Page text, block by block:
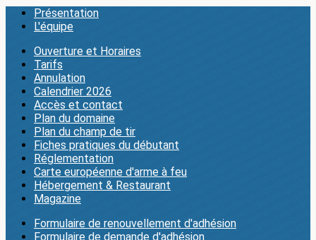
Présentation
L'équipe
Ouverture et Horaires
Tarifs
Annulation
Calendrier 2026
Accès et contact
Plan du domaine
Plan du champ de tir
Fiches pratiques du débutant
Réglementation
Carte européenne d'arme à feu
Hébergement & Restaurant
Magazine
Formulaire de renouvellement d'adhésion
Formulaire de demande d'adhésion